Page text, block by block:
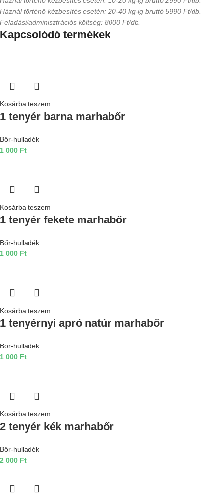
Háznál történő kézbesítés esetén: 20-40 kg-ig bruttó 5990 Ft/db.
Feladási/adminisztrációs költség: 8000 Ft/db.
Kapcsolódó termékek
Kosárba teszem
1 tenyér barna marhabőr
Bőr-hulladék
1 000 Ft
Kosárba teszem
1 tenyér fekete marhabőr
Bőr-hulladék
1 000 Ft
Kosárba teszem
1 tenyérnyi apró natúr marhabőr
Bőr-hulladék
1 000 Ft
Kosárba teszem
2 tenyér kék marhabőr
Bőr-hulladék
2 000 Ft